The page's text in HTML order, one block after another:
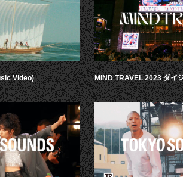
Video) MIND TRAVEL 2023 ダイ